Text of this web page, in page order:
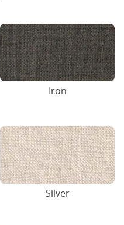
Iron
Silver